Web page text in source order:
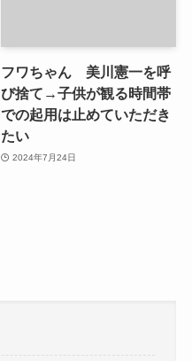
フワちゃん 美川憲一を呼
び捨て→子供が観る時間帯
での起用は止めていただき
たい
2024年7月24日